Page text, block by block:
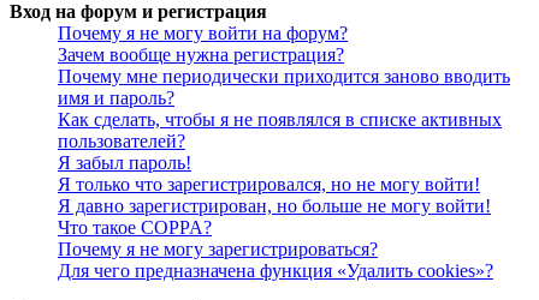
Вход на форум и регистрация
Почему я не могу войти на форум?
Зачем вообще нужна регистрация?
Почему мне периодически приходится заново вводить
имя и пароль?
Как сделать, чтобы я не появлялся в списке активных
пользователей?
Я забыл пароль!
Я только что зарегистрировался, но не могу войти!
Я давно зарегистрирован, но больше не могу войти!
Что такое COPPA?
Почему я не могу зарегистрироваться?
Для чего предназначена функция «Удалить cookies»?